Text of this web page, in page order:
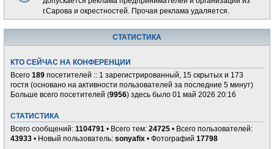
г.Сарова и окрестностей. Прочая реклама удаляется.
СТАТИСТИКА
КТО СЕЙЧАС НА КОНФЕРЕНЦИИ
Всего189 посетителей :: 1 зарегистрированный, 15 скрытых и 173
гостя (основано на активности пользователей за последние 5 минут)
Больше всего посетителей (9956) здесь было 01 май 2026 20:16
СТАТИСТИКА
Всего сообщений:1104791 • Всего тем:24725 • Всего пользователей:
43933 • Новый пользователь:sonyafix • Фотографий17798